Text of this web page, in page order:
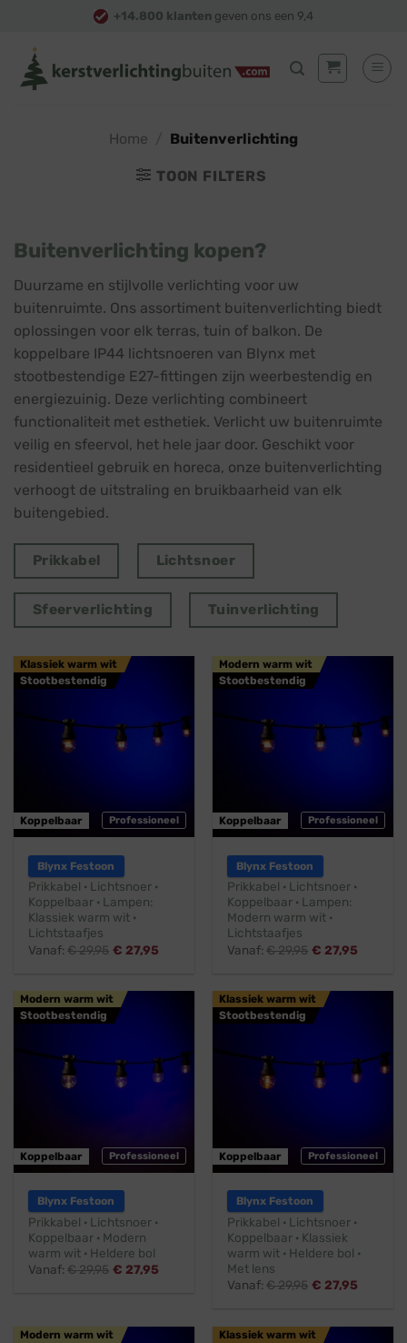
content
+14.800 klanten geven ons een 9,4
Home Buitenverlichting
TOON FILTERS
Buitenverlichting kopen?
Duurzame en stijlvolle verlichting voor uw
buitenruimte. Ons assortiment buitenverlichting biedt
oplossingen voor elk terras, tuin of balkon. De
koppelbare IP44 lichtsnoeren van Blynx met
stootbestendige E27-fittingen zijn weerbestendig en
energiezuinig. Deze verlichting combineert
functionaliteit met esthetiek. Verlicht uw buitenruimte
veilig en sfeervol, het hele jaar door. Geschikt voor
residentieel gebruik en horeca, onze buitenverlichting
verhoogt de uitstraling en bruikbaarheid van elk
buitengebied.
Prikkabel Lichtsnoer
Sfeerverlichting Tuinverlichting
Professioneel
Klassiek warm wit
Stootbestendig
Koppelbaar
Blynx Festoon
Prikkabel · Lichtsnoer ·
Koppelbaar · Lampen:
Klassiek warm wit ·
Lichtstaafjes
Vanaf:€29,95 € 27,95
Professioneel
Modern warm wit
Stootbestendig
Koppelbaar
Blynx Festoon
Prikkabel · Lichtsnoer ·
Koppelbaar · Lampen:
Modern warm wit ·
Lichtstaafjes
Vanaf:€29,95 € 27,95
Professioneel
Modern warm wit
Stootbestendig
Koppelbaar
Blynx Festoon
Prikkabel · Lichtsnoer ·
Koppelbaar · Modern
warm wit · Heldere bol
Vanaf:€29,95 € 27,95
Professioneel
Klassiek warm wit
Stootbestendig
Koppelbaar
Blynx Festoon
Prikkabel · Lichtsnoer ·
Koppelbaar · Klassiek
warm wit · Heldere bol ·
Met lens
Vanaf:€29,95 € 27,95
Modern warm wit
Klassiek warm wit